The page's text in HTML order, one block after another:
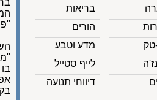
בריאות
הורים
מדע וטבע
לייף סטייל
דיווחי תנועה
בו